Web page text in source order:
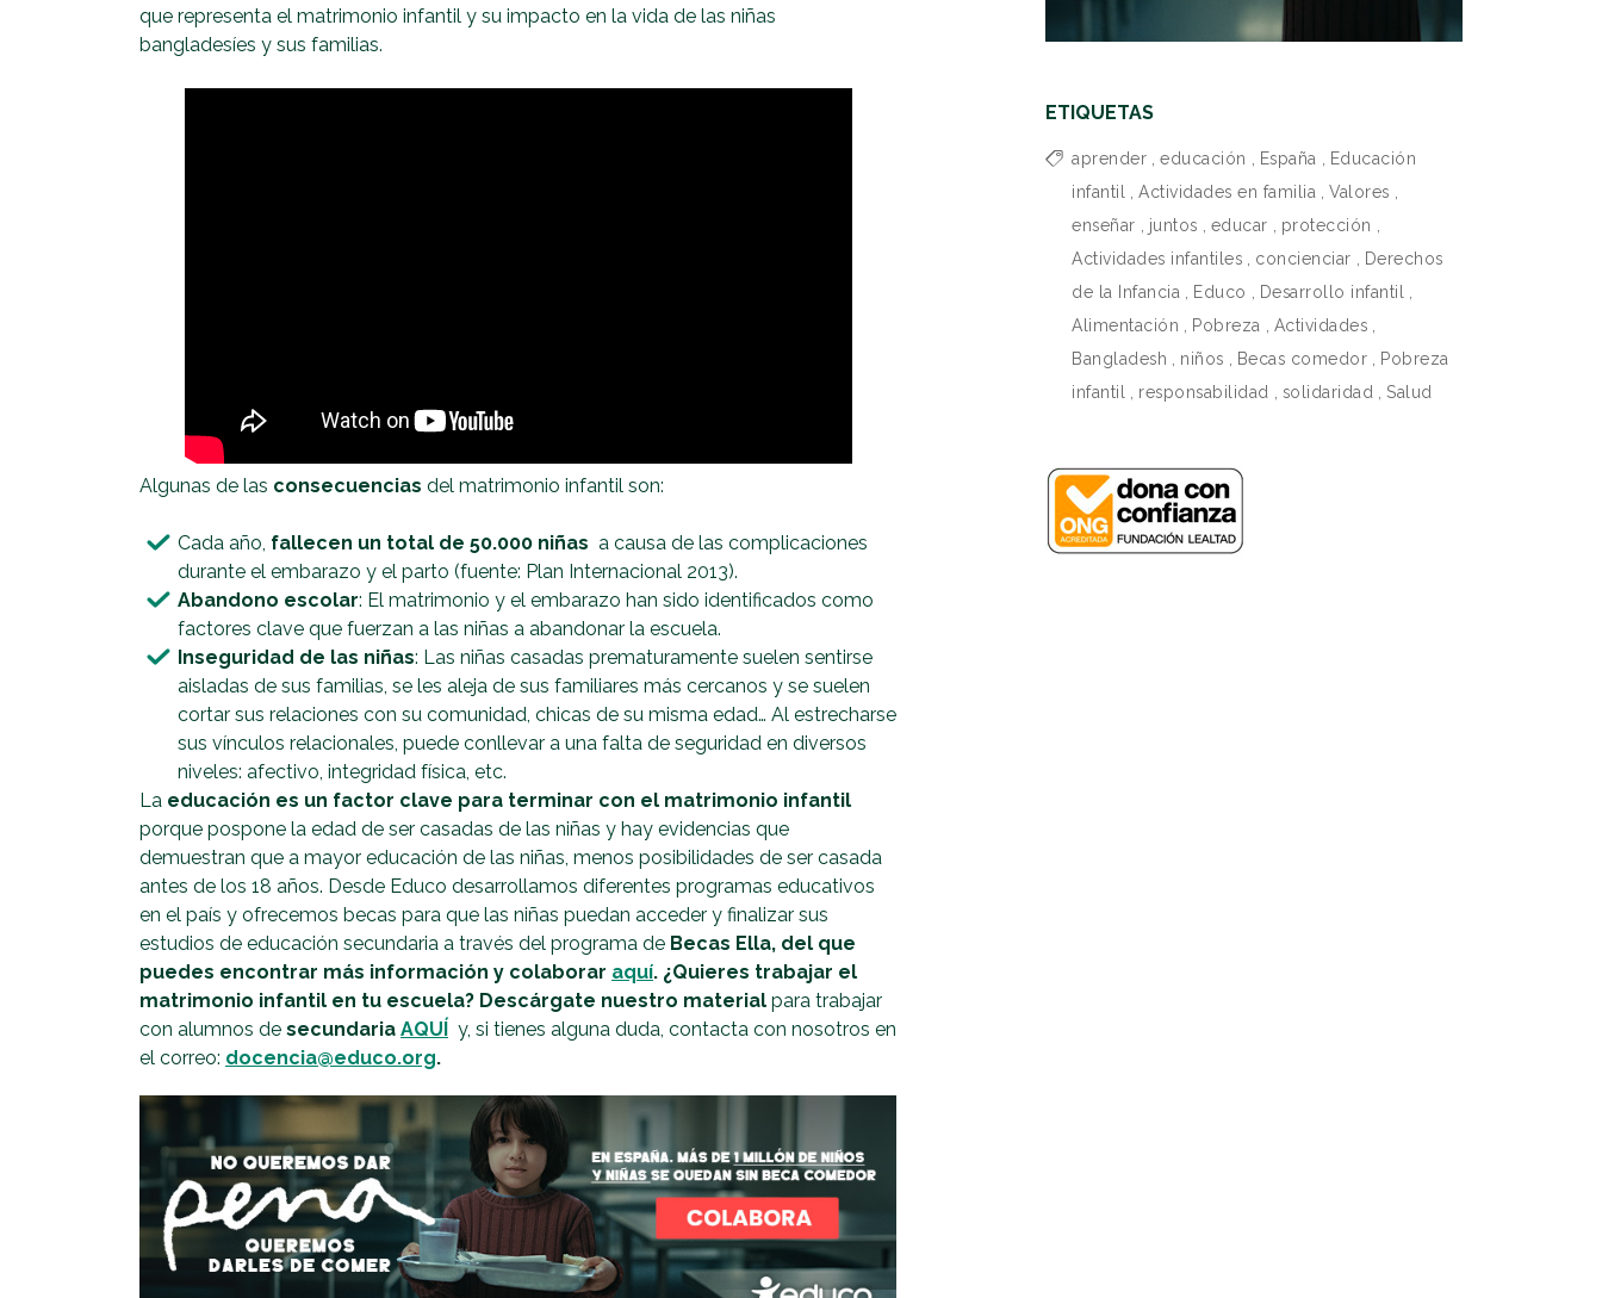
que representa el matrimonio infantil y su impacto en la vida de las niñas
bangladesíes y sus familias.
Algunas de las consecuencias del matrimonio infantil son:
Cada año, fallecen un total de 50.000 niñas a causa de las complicaciones
durante el embarazo y el parto (fuente: Plan Internacional 2013).
Abandono escolar: El matrimonio y el embarazo han sido identificados como
factores clave que fuerzan a las niñas a abandonar la escuela.
Inseguridad de las niñas: Las niñas casadas prematuramente suelen sentirse
aisladas de sus familias, se les aleja de sus familiares más cercanos y se suelen
cortar sus relaciones con su comunidad, chicas de su misma edad… Al estrecharse
sus vínculos relacionales, puede conllevar a una falta de seguridad en diversos
niveles: afectivo, integridad física, etc.
La educación es un factor clave para terminar con el matrimonio infantil
porque pospone la edad de ser casadas de las niñas y hay evidencias que
demuestran que a mayor educación de las niñas, menos posibilidades de ser casada
antes de los 18 años. Desde Educo desarrollamos diferentes programas educativos
en el país y ofrecemos becas para que las niñas puedan acceder y finalizar sus
estudios de educación secundaria a través del programa de Becas Ella, del que
puedes encontrar más información y colaborar aquí. ¿Quieres trabajar el
matrimonio infantil en tu escuela? Descárgate nuestro material para trabajar
con alumnos de secundaria AQUÍ y, si tienes alguna duda, contacta con nosotros en
el correo: docencia@educo.org.
ETIQUETAS
aprender educación España
Educación
infantil
Actividades en familia Valores
enseñar
juntos educar protección
Actividades infantiles
concienciar
Derechos
de la Infancia
Educo Desarrollo infantil
Alimentación
Pobreza Actividades
Bangladesh
niños Becas comedor
Pobreza
infantil
responsabilidad solidaridad Salud